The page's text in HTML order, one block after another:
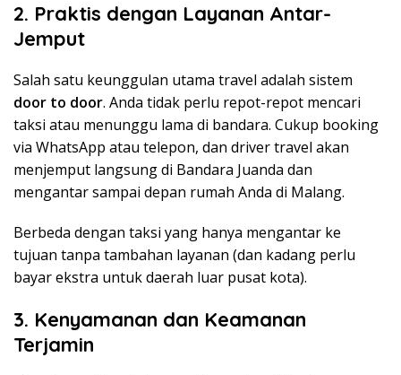
2. Praktis dengan Layanan Antar-
Jemput
Salah satu keunggulan utama travel adalah sistem
door to door. Anda tidak perlu repot-repot mencari
taksi atau menunggu lama di bandara. Cukup booking
via WhatsApp atau telepon, dan driver travel akan
menjemput langsung di Bandara Juanda dan
mengantar sampai depan rumah Anda di Malang.
Berbeda dengan taksi yang hanya mengantar ke
tujuan tanpa tambahan layanan (dan kadang perlu
bayar ekstra untuk daerah luar pusat kota).
3. Kenyamanan dan Keamanan
Terjamin